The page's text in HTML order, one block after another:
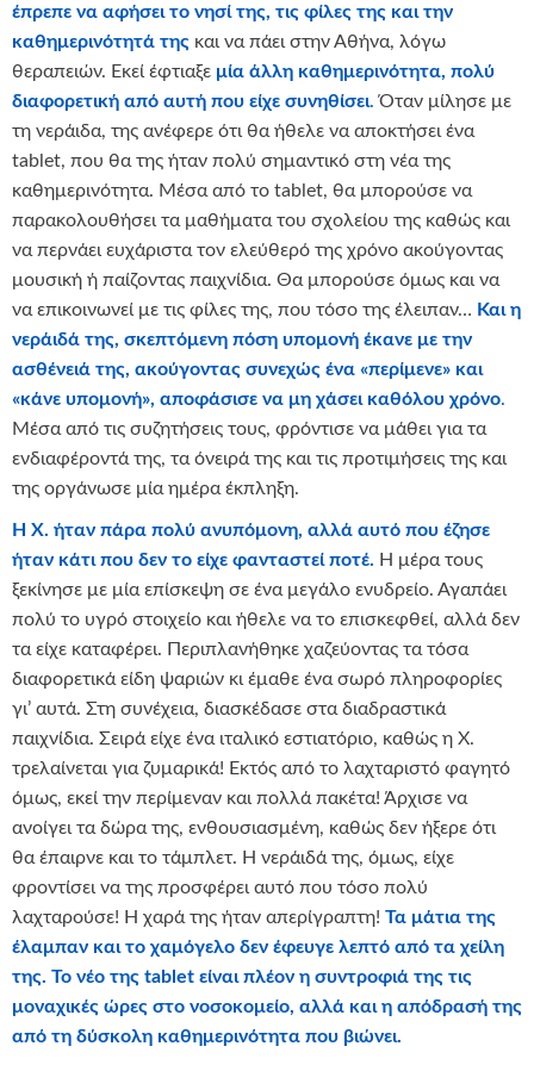
έπρεπε να αφήσει το νησί της, τις φίλες της και την
καθημερινότητά της και να πάει στην Αθήνα, λόγω
θεραπειών. Εκεί έφτιαξε μία άλλη καθημερινότητα, πολύ
διαφορετική από αυτή που είχε συνηθίσει. Όταν μίλησε με
τη νεράιδα, της ανέφερε ότι θα ήθελε να αποκτήσει ένα
tablet, που θα της ήταν πολύ σημαντικό στη νέα της
καθημερινότητα. Μέσα από το tablet, θα μπορούσε να
παρακολουθήσει τα μαθήματα του σχολείου της καθώς και
να περνάει ευχάριστα τον ελεύθερό της χρόνο ακούγοντας
μουσική ή παίζοντας παιχνίδια. Θα μπορούσε όμως και να
να επικοινωνεί με τις φίλες της, που τόσο της έλειπαν… Και η
νεράιδά της, σκεπτόμενη πόση υπομονή έκανε με την
ασθένειά της, ακούγοντας συνεχώς ένα «περίμενε» και
«κάνε υπομονή», αποφάσισε να μη χάσει καθόλου χρόνο.
Μέσα από τις συζητήσεις τους, φρόντισε να μάθει για τα
ενδιαφέροντά της, τα όνειρά της και τις προτιμήσεις της και
της οργάνωσε μία ημέρα έκπληξη.
Η Χ. ήταν πάρα πολύ ανυπόμονη, αλλά αυτό που έζησε
ήταν κάτι που δεν το είχε φανταστεί ποτέ. Η μέρα τους
ξεκίνησε με μία επίσκεψη σε ένα μεγάλο ενυδρείο. Αγαπάει
πολύ το υγρό στοιχείο και ήθελε να το επισκεφθεί, αλλά δεν
τα είχε καταφέρει. Περιπλανήθηκε χαζεύοντας τα τόσα
διαφορετικά είδη ψαριών κι έμαθε ένα σωρό πληροφορίες
γι’ αυτά. Στη συνέχεια, διασκέδασε στα διαδραστικά
παιχνίδια. Σειρά είχε ένα ιταλικό εστιατόριο, καθώς η Χ.
τρελαίνεται για ζυμαρικά! Εκτός από το λαχταριστό φαγητό
όμως, εκεί την περίμεναν και πολλά πακέτα! Άρχισε να
ανοίγει τα δώρα της, ενθουσιασμένη, καθώς δεν ήξερε ότι
θα έπαιρνε και το τάμπλετ. Η νεράιδά της, όμως, είχε
φροντίσει να της προσφέρει αυτό που τόσο πολύ
λαχταρούσε! Η χαρά της ήταν απερίγραπτη! Τα μάτια της
έλαμπαν και το χαμόγελο δεν έφευγε λεπτό από τα χείλη
της. Το νέο της tablet είναι πλέον η συντροφιά της τις
μοναχικές ώρες στο νοσοκομείο, αλλά και η απόδρασή της
από τη δύσκολη καθημερινότητα που βιώνει.